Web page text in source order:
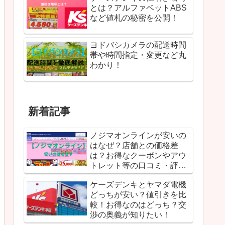
とは？アルファベットABS
など値札の秘密を公開！
ヨドバシカメラの配送時間
帯や時間指定・変更など丸
わかり！
新着記事
ノジマオンラインが安いの
はなぜ？店舗との価格差
は？お得なクーポンやアウ
トレット等の口コミ・評判
に手応えアリ！
ケーズデンキとヤマダ電機
どっちが安い？値引きを比
較！お得なのはどっち？交
渉の奥義が知りたい！